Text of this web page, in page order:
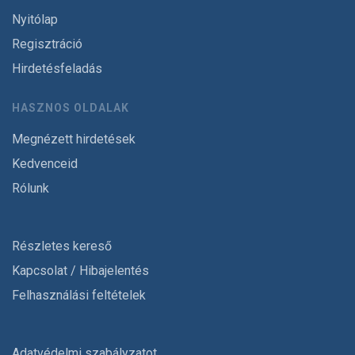
Nyitólap
Regisztráció
Hirdetésfeladás
HASZNOS OLDALAK
Megnézett hirdetések
Kedvenceid
Rólunk
Részletes kereső
Kapcsolat / Hibajelentés
Felhasználási feltételek